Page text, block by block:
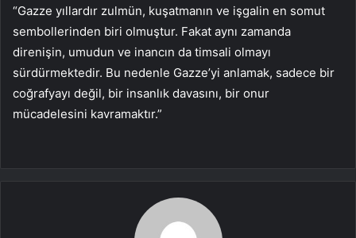
“Gazze yıllardır zulmün, kuşatmanın ve işgalin en somut
sembollerinden biri olmuştur. Fakat aynı zamanda
direnişin, umudun ve inancın da timsali olmayı
sürdürmektedir. Bu nedenle Gazze’yi anlamak, sadece bir
coğrafyayı değil, bir insanlık davasını, bir onur
mücadelesini kavramaktır.”